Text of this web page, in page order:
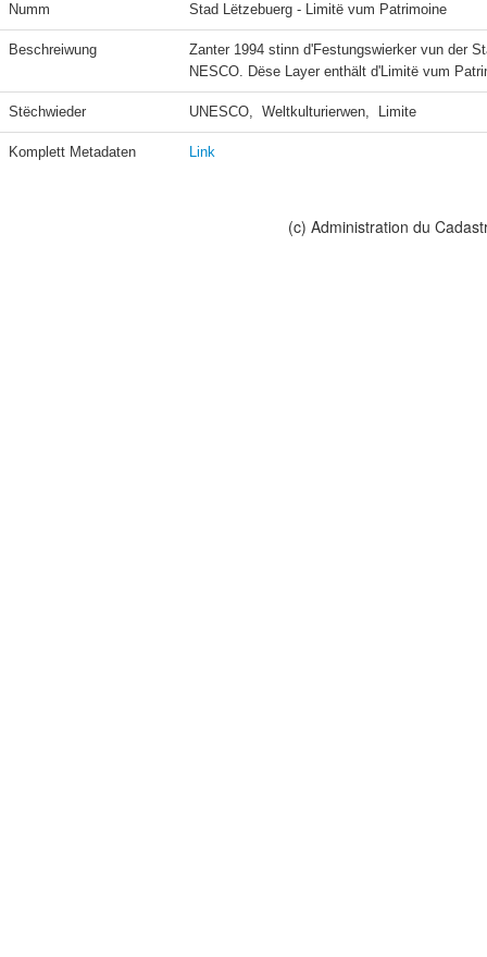
Numm Stad Lëtzebuerg - Limitë vum Patrimoine
Beschreiwung
Zanter 1994 stinn d'Festungswierker vun der
NESCO. Dëse Layer enthält d'Limitë vum
Stëchwieder UNESCO,  Weltkulturierwen,  Limite
Komplett Metadaten Link
(c) Administration du